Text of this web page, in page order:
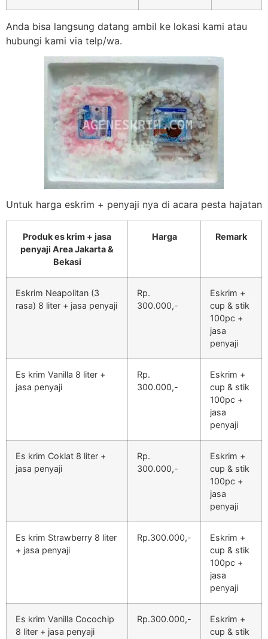
Anda bisa langsung datang ambil ke lokasi kami atau
hubungi kami via telp/wa.
Untuk harga eskrim + penyaji nya di acara pesta hajatan
Produk es krim + jasa
penyaji Area Jakarta &
Bekasi
Harga Remark
Eskrim Neapolitan (3
rasa) 8 liter + jasa penyaji
Rp.
300.000,-
Eskrim +
cup & stik
100pc +
jasa
penyaji
Es krim Vanilla 8 liter +
jasa penyaji
Rp.
300.000,-
Eskrim +
cup & stik
100pc +
jasa
penyaji
Es krim Coklat 8 liter +
jasa penyaji
Rp.
300.000,-
Eskrim +
cup & stik
100pc +
jasa
penyaji
Es krim Strawberry 8 liter
+ jasa penyaji
Rp.300.000,-
Eskrim +
cup & stik
100pc +
jasa
penyaji
Es krim Vanilla Cocochip
8 liter + jasa penyaji
Rp.300.000,-
Eskrim +
cup & stik